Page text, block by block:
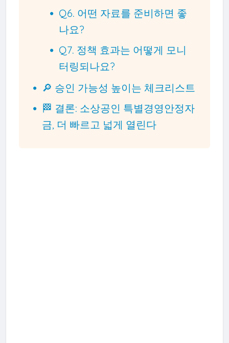
Q6. 어떤 자료를 준비하면 좋
나요?
Q7. 정책 효과는 어떻게 모니
터링되나요?
🔎 승인 가능성 높이는 체크리스트
🏁 결론: 소상공인 특별경영안정자
금, 더 빠르고 넓게 열린다